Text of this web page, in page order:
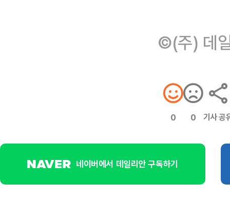
©(주) 데
0 0 기사 공
네이버에서 데일리안 구독하기